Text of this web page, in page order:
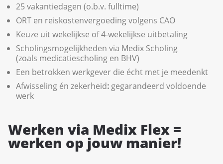
25 vakantiedagen (o.b.v. fulltime)
ORT en reiskostenvergoeding volgens CAO
Keuze uit wekelijkse of 4-wekelijkse uitbetaling
Scholingsmogelijkheden via Medix Scholing
(zoals medicatiescholing en BHV)
Een betrokken werkgever die écht met je meedenkt
Afwisseling én zekerheid: gegarandeerd voldoende
werk
Werken via Medix Flex =
werken op jouw manier!